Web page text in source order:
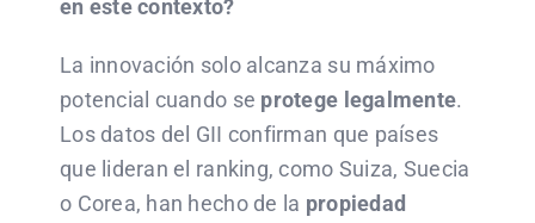
en este contexto?
La innovación solo alcanza su máximo
potencial cuando se protege legalmente.
Los datos del GII confirman que países
que lideran el ranking, como Suiza, Suecia
o Corea, han hecho de la propiedad